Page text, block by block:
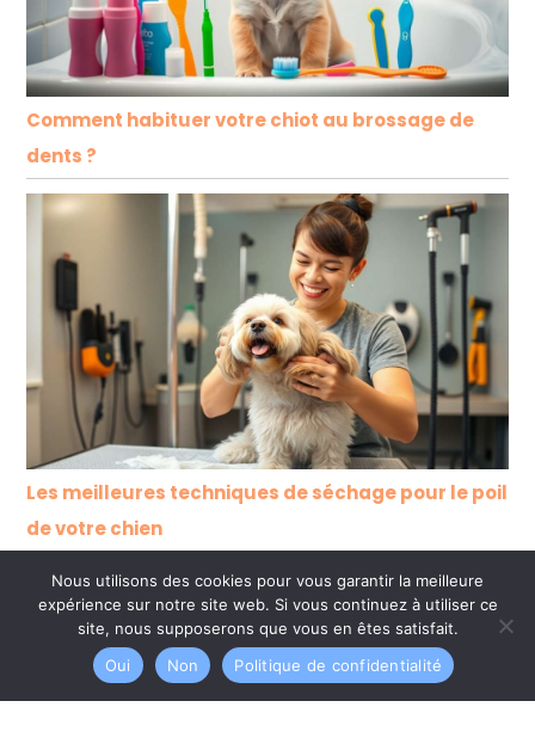
Comment habituer votre chiot au brossage de
dents ?
Les meilleures techniques de séchage pour le poil
de votre chien
Copyright © 2026 Chien et moi
Nous utilisons des cookies pour vous garantir la meilleure
expérience sur notre site web. Si vous continuez à utiliser ce
site, nous supposerons que vous en êtes satisfait.
Oui
Non Politique de confidentialité